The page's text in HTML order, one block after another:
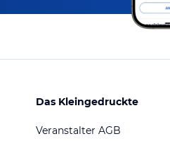
Das Kleingedruckte
Veranstalter AGB